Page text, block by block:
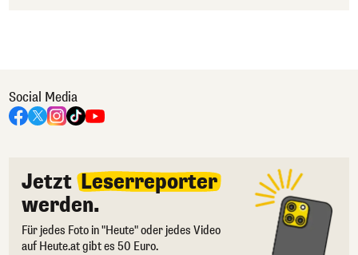
Social Media
Jetzt Leserreporter
werden.
Für jedes Foto in "Heute" oder jedes Video
auf Heute.at gibt es 50 Euro.